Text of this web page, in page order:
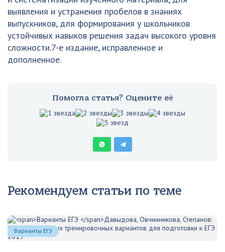
выявления и устранения пробелов в знаниях
выпускников, для формирования у школьников
устойчивых навыков решения задач высокого уровня
сложности.7-е издание, исправленное и
дополненное.
Помогла статья? Оцените её
Рекомендуем статьи по теме
Варианты ЕГЭ